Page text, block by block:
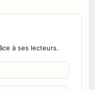
à ses lecteurs.